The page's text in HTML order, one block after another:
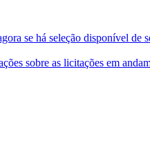
se há seleção disponível de
sobre as licitações em